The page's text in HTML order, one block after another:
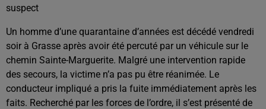
suspect
Un homme d’une quarantaine d’années est décédé vendredi
soir à Grasse après avoir été percuté par un véhicule sur le
chemin Sainte-Marguerite. Malgré une intervention rapide
des secours, la victime n’a pas pu être réanimée. Le
conducteur impliqué a pris la fuite immédiatement après les
faits. Recherché par les forces de l’ordre, il s’est présenté de